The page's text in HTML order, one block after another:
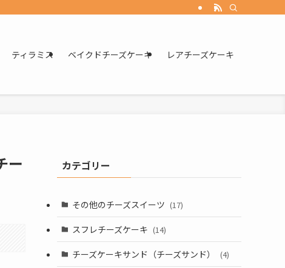
ティラミス ベイクドチーズケーキ レアチーズケーキ
ー
カテゴリー
その他のチーズスイーツ (17)
スフレチーズケーキ (14)
チーズケーキサンド（チーズサンド） (4)